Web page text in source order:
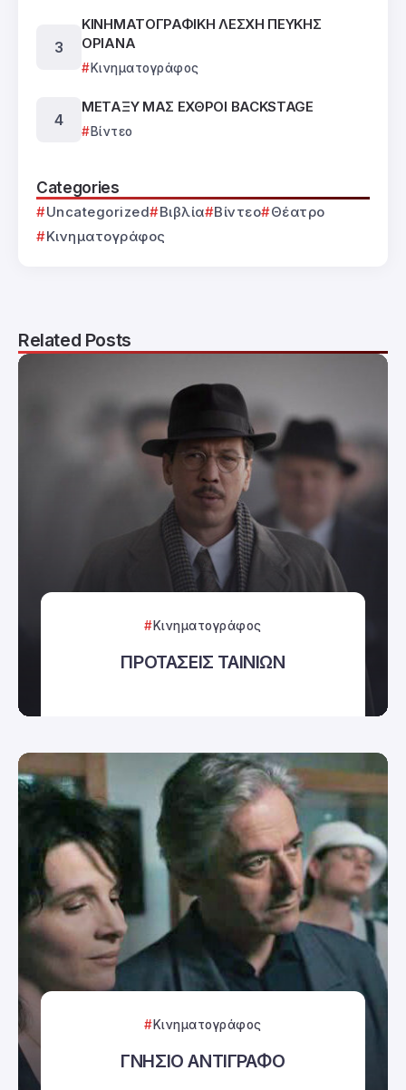
ΚΙΝΗΜΑΤΟΓΡΑΦΙΚΗ ΛΕΣΧΗ ΠΕΥΚΗΣ
ΟΡΙΑΝΑ
Κινηματογράφος
ΜΕΤΑΞΥ ΜΑΣ ΕΧΘΡΟΙ BACKSTAGE
Βίντεο
Categories
Uncategorized Βιβλία Βίντεο
Θέατρο
Κινηματογράφος
Related Posts
Κινηματογράφος
ΠΡΟΤΑΣΕΙΣ ΤΑΙΝΙΩΝ
Κινηματογράφος
ΓΝΗΣΙΟ ΑΝΤΙΓΡΑΦΟ